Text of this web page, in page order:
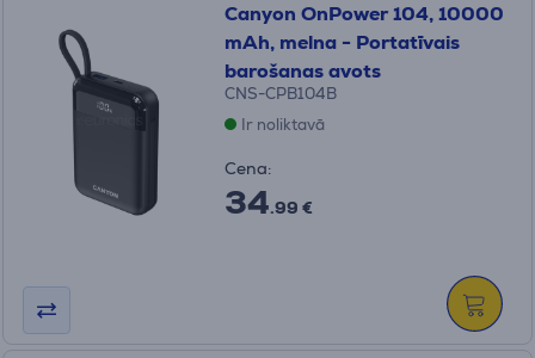
Canyon OnPower 104, 10000
mAh, melna - Portatīvais
barošanas avots
CNS-CPB104B
Ir noliktavā
Cena:
34.99 €